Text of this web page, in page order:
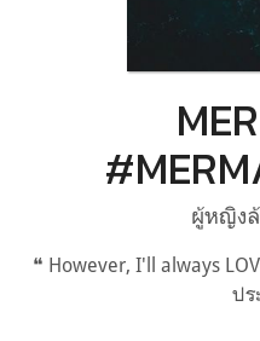
ผู้หญิง
❝ However, I'll always
ปร